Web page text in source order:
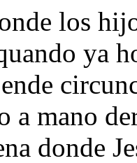
los
ya
a mano
donde